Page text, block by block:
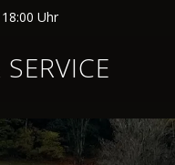
Uhr